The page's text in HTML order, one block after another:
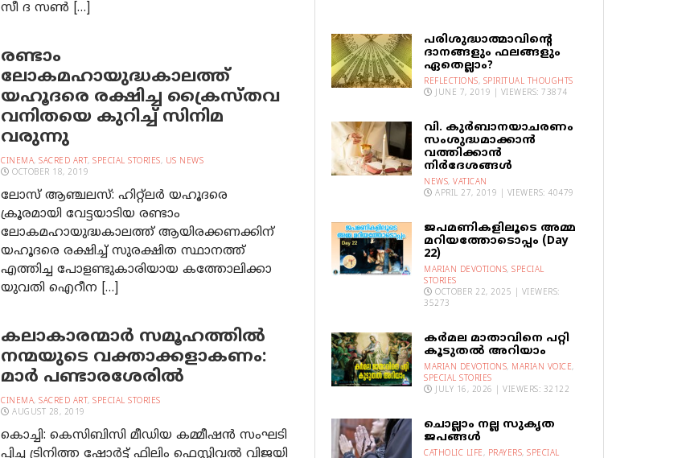
സീ ദ സണ്‍ […]
രണ്ടാം
ലോകമഹായുദ്ധകാലത്ത്
യഹൂദരെ രക്ഷിച്ച ക്രൈസ്തവ
വനിതയെ കുറിച്ച് സിനിമ
വരുന്നു
CINEMA, SACRED ART, SPECIAL STORIES, US NEWS
OCTOBER 18, 2019
ലോസ് ആഞ്ചലസ്: ഹിറ്റ്‌ലര്‍ യഹൂദരെ
ക്രൂരമായി വേട്ടയാടിയ രണ്ടാം
ലോകമഹായുദ്ധകാലത്ത് ആയിരക്കണക്കിന്
യഹൂദരെ രക്ഷിച്ച് സുരക്ഷിത സ്ഥാനത്ത്
എത്തിച്ച പോളണ്ടുകാരിയായ കത്തോലിക്കാ
യുവതി ഐറീന […]
ക​ലാ​കാ​രന്മാ​ർ സ​മൂ​ഹ​ത്തി​ൽ
നന്മയു​ടെ വ​ക്താക്ക​ളാ​ക​ണം:
മാ​ർ പ​ണ്ടാ​ര​ശേ​രി​ൽ
CINEMA, SACRED ART, SPECIAL STORIES
AUGUST 28, 2019
കൊ​​​ച്ചി: കെ​​​സി​​​ബി​​​സി മീ​​​ഡി​​​യ ക​​​മ്മീ​​​ഷ​​​ൻ സം​​​ഘ​​​ടി​​​
പ്പി​​​ച്ച ട്രി​​​നി​​​ത്ത ഷോ​​​ർ​​​ട്ട് ഫി​​​ലിം ഫെ​​​സ്റ്റി​​​വ​​​ൽ വി​​​ജ​​​യി​​​
പരിശുദ്ധാത്മാവിന്റെ
ദാനങ്ങളും ഫലങ്ങളും
ഏതെല്ലാം?
REFLECTIONS, SPIRITUAL THOUGHTS
JUNE 7, 2019 | VIEWERS: 73874
വി. കുര്‍ബാനയാചരണം
സംശുദ്ധമാക്കാന്‍
വത്തിക്കാന്‍
നിര്‍ദേശങ്ങള്‍
NEWS, VATICAN
APRIL 27, 2019 | VIEWERS: 40479
ജപമണികളിലൂടെ അമ്മ
മറിയത്തോടൊപ്പം (Day
22)
MARIAN DEVOTIONS, SPECIAL
STORIES
OCTOBER 22, 2025 | VIEWERS:
35273
കര്‍മല മാതാവിനെ പറ്റി
കൂടുതല്‍ അറിയാം
MARIAN DEVOTIONS, MARIAN VOICE,
SPECIAL STORIES
JULY 16, 2026 | VIEWERS: 32122
ചൊല്ലാം നല്ല സുകൃത
ജപങ്ങൾ
CATHOLIC LIFE, PRAYERS, SPECIAL